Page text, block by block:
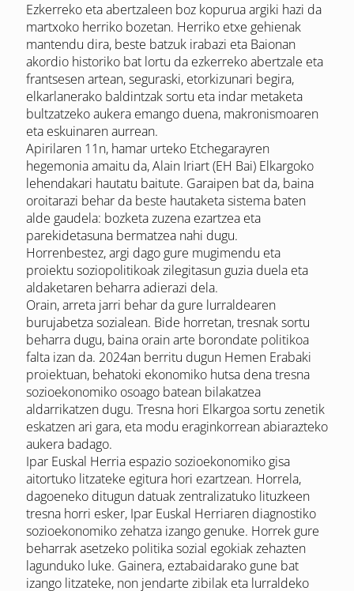
Ezkerreko eta abertzaleen boz kopurua argiki hazi da
martxoko herriko bozetan. Herriko etxe gehienak
mantendu dira, beste batzuk irabazi eta Baionan
akordio historiko bat lortu da ezkerreko abertzale eta
frantsesen artean, seguraski, etorkizunari begira,
elkarlanerako baldintzak sortu eta indar metaketa
bultzatzeko aukera emango duena, makronismoaren
eta eskuinaren aurrean.
Apirilaren 11n, hamar urteko Etche­garayren
hegemonia amaitu da, Alain Iriart (EH Bai) Elkargoko
lehendakari hautatu baitute. Garaipen bat da, baina
oroitarazi behar da beste hautaketa sistema baten
alde gaudela: bozketa zuzena ezartzea eta
parekidetasuna bermatzea nahi dugu.
Horrenbestez, argi dago gure mugimendu eta
proiektu soziopolitikoak zilegitasun guzia duela eta
aldaketaren beharra adierazi dela.
Orain, arreta jarri behar da gure lurraldearen
burujabetza sozialean. Bide horretan, tresnak sortu
beharra dugu, baina orain arte borondate politikoa
falta izan da. 2024an berritu dugun Hemen Erabaki
proiektuan, behatoki ekonomiko hutsa dena tresna
sozioekonomiko osoago batean bilakatzea
aldarrikatzen dugu. Tresna hori Elkargoa sortu zenetik
eskatzen ari gara, eta modu eraginkorrean abiarazteko
aukera badago.
Ipar Euskal Herria espazio sozioekonomiko gisa
aitortuko litzateke egitura hori ezartzean. Horrela,
dagoeneko ditugun datuak zentralizatuko lituzkeen
tresna horri esker, Ipar Euskal Herriaren diagnostiko
sozioekonomiko zehatza izango genuke. Horrek gure
beharrak asetzeko politika sozial egokiak zehazten
lagunduko luke. Gainera, eztabaidarako gune bat
izango litzateke, non jendarte zibilak eta lurraldeko